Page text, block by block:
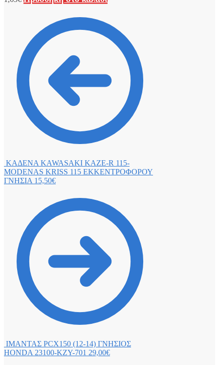
ΚΑΔΕΝΑ KAWASAKI KAZE-R 115-
MODENAS KRISS 115 ΕΚΚΕΝΤΡΟΦΟΡΟΥ
ΓΝΗΣΙΑ 15,50€
ΙΜΑΝΤΑΣ PCX150 (12-14) ΓΝΗΣΙΟΣ
HONDA 23100-KZY-701 29,00€